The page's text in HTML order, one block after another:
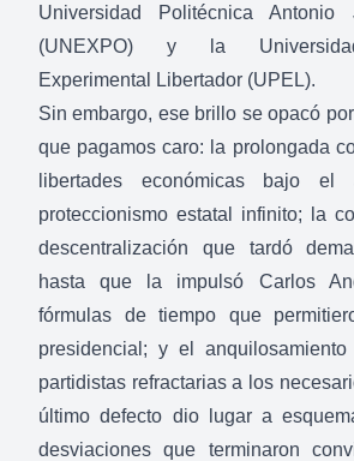
Universidad Politécnica
(UNEXPO) y la
Experimental Libertador (UPEL).
Sin embargo, ese brillo se opacó
que pagamos caro: la prolongada
libertades económicas bajo
proteccionismo estatal infinito; la
descentralización que tardó
hasta que la impulsó Carlos
fórmulas de tiempo que
presidencial; y el
partidistas refractarias a los
último defecto dio lugar a
desviaciones que terminaron